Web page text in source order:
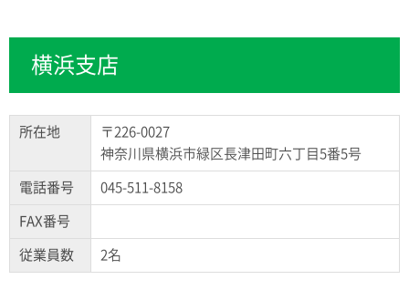
横浜支店
所在地
〒226-0027
神奈川県横浜市緑区長津田町六丁目5番5号
電話番号 045-511-8158
FAX番号
従業員数 2名